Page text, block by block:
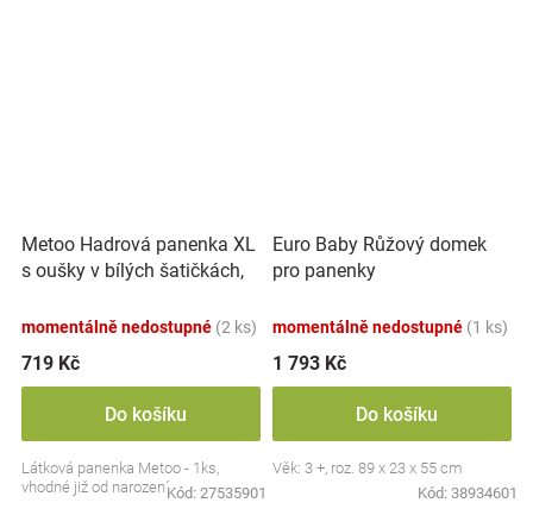
Metoo Hadrová panenka XL
s oušky v bílých šatičkách,
momentálně nedostupné (2 ks)
719 Kč
Do košíku
Látková panenka Metoo - 1ks,
vhodné již od narozeníKód: 27535901
Euro Baby Růžový domek
pro panenky
momentálně nedostupné (1 ks)
1 793 Kč
Do košíku
Věk: 3 +, roz. 89 x 23 x 55 cm
Kód: 38934601